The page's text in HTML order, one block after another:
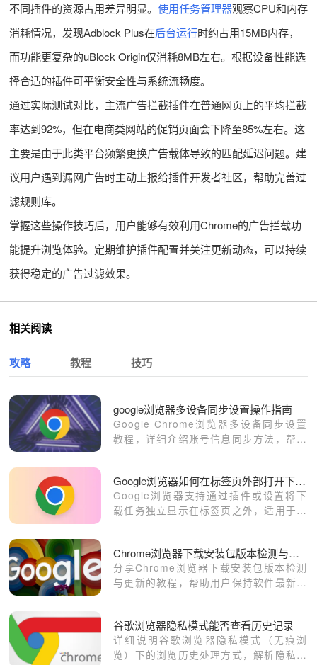
不同插件的资源占用差异明显。 使用任务管理器观察CPU和内存
消耗情况，发现Adblock Plus在后台运行时约占用15MB内存，
而功能更复杂的uBlock Origin仅消耗8MB左右。根据设备性能选
择合适的插件可平衡安全性与系统流畅度。
通过实际测试对比，主流广告拦截插件在普通网页上的平均拦截
率达到92%，但在电商类网站的促销页面会下降至85%左右。这
主要是由于此类平台频繁更换广告载体导致的匹配延迟问题。建
议用户遇到漏网广告时主动上报给插件开发者社区，帮助完善过
滤规则库。
掌握这些操作技巧后，用户能够有效利用Chrome的广告拦截功
能提升浏览体验。定期维护插件配置并关注更新动态，可以持续
获得稳定的广告过滤效果。
相关阅读
攻略 教程 技巧
google浏览器多设备同步设置操作指南
Google Chrome浏览器多设备同步设置
教程，详细介绍账号信息同步方法，帮助
Google浏览器如何在标签页外部打开下载任务窗口
Google浏览器支持通过插件或设置将下
载任务独立显示在标签页之外，适用于多
Chrome浏览器下载安装包版本检测与更新教程
分享Chrome浏览器下载安装包版本检测
与更新的教程，帮助用户保持软件最新状
谷歌浏览器隐私模式能否查看历史记录
详细说明谷歌浏览器隐私模式（无痕浏
览）下的浏览历史处理方式，解析隐私保